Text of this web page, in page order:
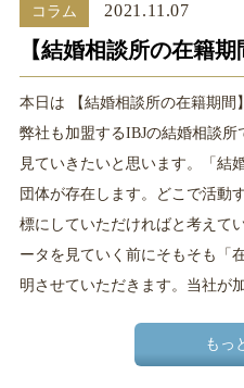
コラム 2021.11.07
【結婚相談所の在籍
本日は 【結婚相談所の在籍期間
弊社も加盟するIBJの結婚相談
見ていきたいと思います。「結
団体が存在します。どこで活動
標にしていただければと考えて
ータを見ていく前にそもそも「
明させていただきます。当社が
もっ